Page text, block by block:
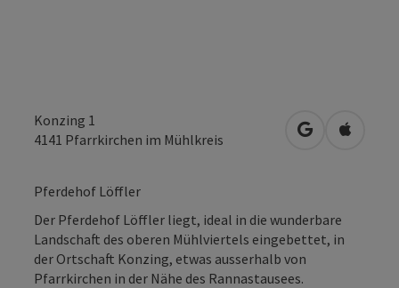
Konzing 1
4141 Pfarrkirchen im Mühlkreis in Google
in
Pferdehof Löffler
Der Pferdehof Löffler liegt, ideal in die wunderbare
Landschaft des oberen Mühlviertels eingebettet, in
der Ortschaft Konzing, etwas ausserhalb von
Pfarrkirchen in der Nähe des Rannastausees.